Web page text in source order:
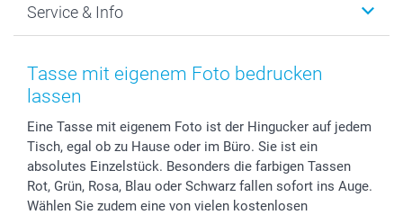
Fotoabzüge, Fotos als Buch & Poster
Zubehör & Material
Foto-Kalender & Agenden
Geschenk-Gutscheine (PDF)
Datenschutz
AGB
Impressum
Partnerprogramme
Investor Relations
B2B smartbusiness
Widerrufsrecht
Neujahr
Muttertag
Vatertag
Hochzeit
Geburtstag
Geburt
Zu allen Anlässen
Service & Info
Anmelden /Registrieren
Preise und Versandkosten
72h Lieferung
Zahlungsmöglichkeiten
Sitemap
Status der Bestellung
Tasse mit eigenem Foto bedrucken
lassen
Eine Tasse mit eigenem Foto ist der Hingucker auf jedem
Tisch, egal ob zu Hause oder im Büro. Sie ist ein
absolutes Einzelstück. Besonders die farbigen Tassen
Rot, Grün, Rosa, Blau oder Schwarz fallen sofort ins Auge.
Wählen Sie zudem eine von vielen kostenlosen